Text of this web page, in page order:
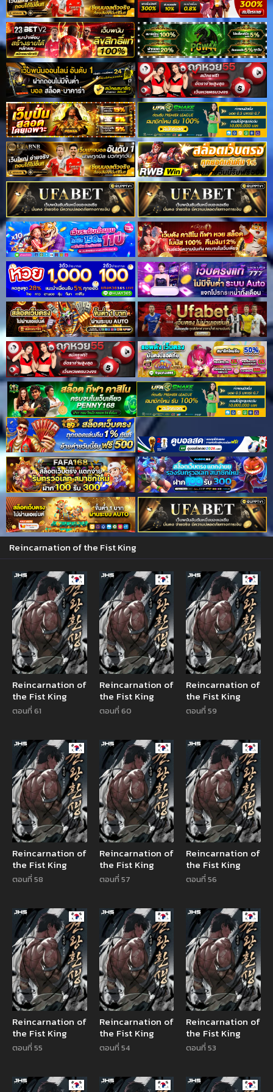
Reincarnation of the Fist King
Manhwa
Reincarnation of
the Fist King
ตอนที่ 61
Manhwa
Reincarnation of
the Fist King
ตอนที่ 60
Reincarnation of
the Fist King
ตอนที่ 59
Manhwa
Reincarnation of
the Fist King
ตอนที่ 58
Manhwa
Reincarnation of
the Fist King
ตอนที่ 57
Reincarnation of
the Fist King
ตอนที่ 56
Manhwa
Reincarnation of
the Fist King
ตอนที่ 55
Manhwa
Reincarnation of
the Fist King
ตอนที่ 54
Reincarnation of
the Fist King
ตอนที่ 53
Manhwa Manhwa